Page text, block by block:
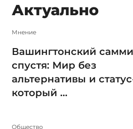
Актуально
Мнение
Вашингтонский
спустя: Мир без
альтернативы и
который ...
Общество